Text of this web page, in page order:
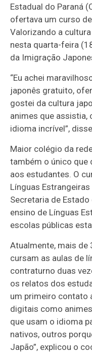
Estadual do Paraná
ofertava um curso
Valorizando a
nesta quarta-feira
da Imigração
“Eu achei
japonês gratuito,
gostei da cultura
animes que assistia,
idioma incrível”,
Maior colégio da
também o único que
aos estudantes. O
Línguas
Secretaria de Estado
ensino de Línguas
escolas públicas
Atualmente, mais
cursam as aulas de
contraturno duas
os relatos dos
um primeiro contato
digitais como
que usam o idioma
nativos, outros
Japão”, explicou o